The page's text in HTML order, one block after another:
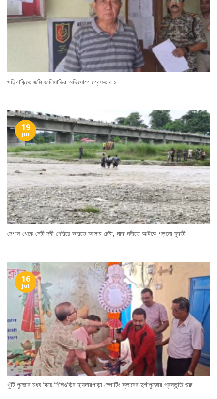
খড়িবাড়িতে জমি জালিয়াতির অভিযোগে গ্রেফতার ১
নেপাল থেকে মেচী নদী পেরিয়ে ভারতে আসার চেষ্টা, মাঝ নদীতে আটকে পড়লো যুবতী
19
Jul
খুঁটি পুজোর মধ্য দিয়ে শিলিগুড়ির হায়দারপাড়া স্পোর্টিং ক্লাবের দুর্গাপুজোর প্রস্তুতি শুরু
16
Jul